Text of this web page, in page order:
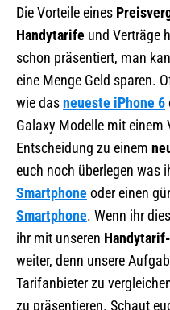
Die Vorteile eines
Handytarife und Verträge
schon präsentiert, man
eine Menge Geld sparen.
wie dasneueste iPhone 6
Galaxy Modelle mit einem
Entscheidung zu einem
euch noch überlegen was
Smartphoneoder einen
Smartphone. Wenn ihr
ihr mit unseren
weiter, denn unsere
Tarifanbieter zu
zu präsentieren. Schaut